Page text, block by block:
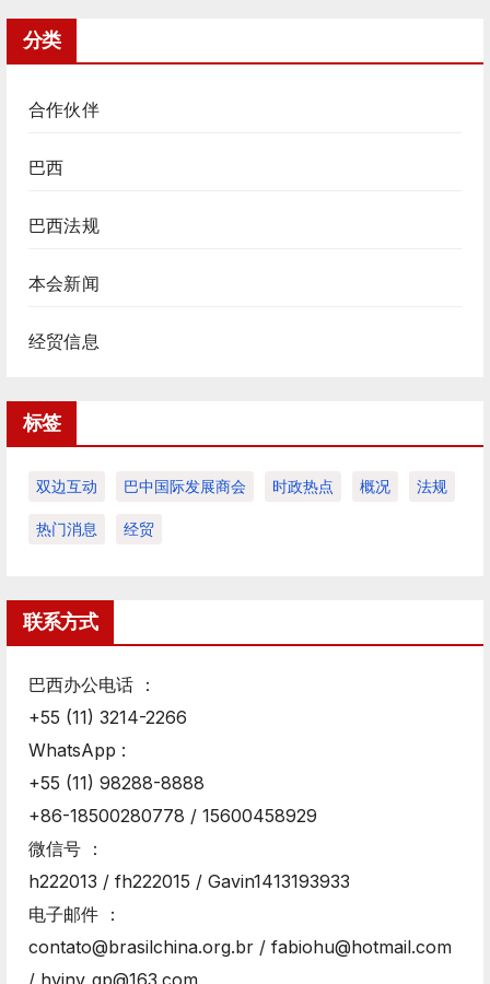
分类
合作伙伴
巴西
巴西法规
本会新闻
经贸信息
标签
双边互动 巴中国际发展商会 时政热点 概况 法规
热门消息 经贸
联系方式
巴西办公电话 ：
+55 (11) 3214-2266
WhatsApp :
+55 (11) 98288-8888
+86-18500280778 / 15600458929
微信号 ：
h222013 / fh222015 / Gavin1413193933
电子邮件 ：
contato@brasilchina.org.br / fabiohu@hotmail.com